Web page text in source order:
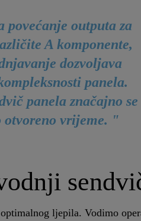
outputa za
A komponente,
dozvoljava
panela.
panela značajno se
otvoreno vrijeme. "
ljepila. Vodimo